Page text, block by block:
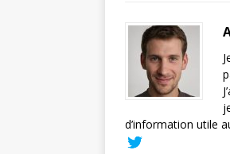
d’information utile